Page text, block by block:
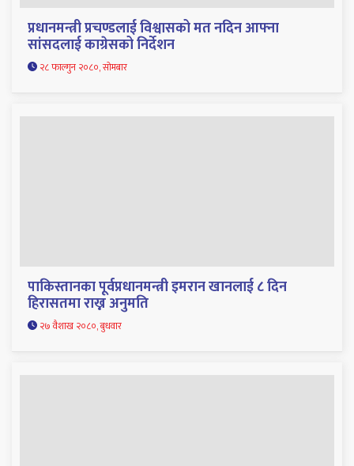
प्रधानमन्त्री प्रचण्डलाई विश्वासको मत नदिन आफ्ना
सांसदलाई काग्रेसको निर्देशन
२८ फाल्गुन २०८०, सोमबार
पाकिस्तानका पूर्वप्रधानमन्त्री इमरान खानलाई ८ दिन
हिरासतमा राख्न अनुमति
२७ वैशाख २०८०, बुधवार